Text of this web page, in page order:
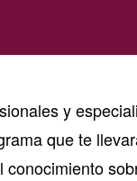
y
que te